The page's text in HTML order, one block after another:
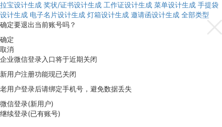
拉宝设计生成 奖状/证书设计生成 工作证设计生成 菜单设计生成 手提袋
设计生成 电子名片设计生成 灯箱设计生成 邀请函设计生成 全部类型
确定要退出当前账号吗？
确定
取消
企业微信登录入口将于近期关闭
新用户注册功能现已关闭
老用户登录后请绑定手机号，避免数据丢失
微信登录(新用户)
继续登录(已有账号)